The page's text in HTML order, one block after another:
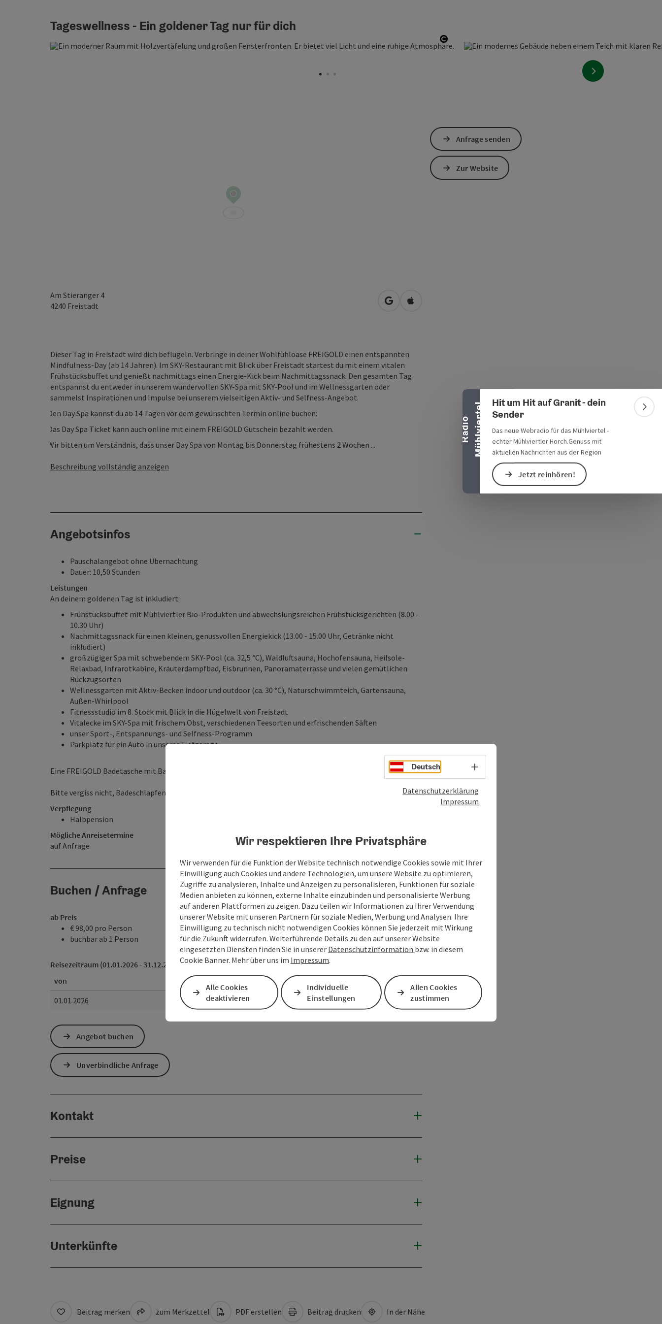
R
a
d
i
o
M
ü
h
l
v
i
e
r
t
e l
Banner einklappen
Hit um Hit auf Granit - dein
Sender
Das neue Webradio für das Mühlviertel -
echter Mühlviertler Horch.Genuss mit
aktuellen Nachrichten aus der Region
Jetzt reinhören!
Tageswellness - Ein goldener Tag nur für dich
Copyright öffnen
nächstes Element
Am Stieranger 4
4240 Freistadt in Google Maps öffnen
in Apple Maps öffnen
Dieser Tag in Freistadt wird dich beflügeln. Verbringe in deiner Wohlfühloase FREIGOLD einen entspannten
Mindfulness-Day (ab 14 Jahren). Im SKY-Restaurant mit Blick über Freistadt startest du mit einem vitalen
Frühstücksbuffet und genießt nachmittags einen Energie-Kick beim Nachmittagssnack. Den gesamten Tag
entspannst du entweder in unserem wundervollen SKY-Spa mit SKY-Pool und im Wellnessgarten oder
sammelst Inspirationen und Impulse bei unserem vielseitigen Aktiv- und Selfness-Angebot.
Den Day Spa kannst du ab 14 Tagen vor dem gewünschten Termin online buchen:
Das Day Spa Ticket kann auch online mit einem FREIGOLD Gutschein bezahlt werden.
Wir bitten um Verständnis, dass unser Day Spa von Montag bis Donnerstag frühestens 2 Wochen ...
Beschreibung vollständig anzeigen
Angebotsinfos
Pauschalangebot ohne Übernachtung
Dauer: 10,50 Stunden
Leistungen
An deinem goldenen Tag ist inkludiert:
Frühstücksbuffet mit Mühlviertler Bio-Produkten und abwechslungsreichen Frühstücksgerichten (8.00 -
10.30 Uhr)
Nachmittagssnack für einen kleinen, genussvollen Energiekick (13.00 - 15.00 Uhr, Getränke nicht
inkludiert)
großzügiger Spa mit schwebendem SKY-Pool (ca. 32,5 °C), Waldluftsauna, Hochofensauna, Heilsole-
Relaxbad, Infrarotkabine, Kräuterdampfbad, Eisbrunnen, Panoramaterrasse und vielen gemütlichen
Rückzugsorten
Wellnessgarten mit Aktiv-Becken indoor und outdoor (ca. 30 °C), Naturschwimmteich, Gartensauna,
Außen-Whirlpool
Fitnessstudio im 8. Stock mit Blick in die Hügelwelt von Freistadt
Vitalecke im SKY-Spa mit frischem Obst, verschiedenen Teesorten und erfrischenden Säften
unser Sport-, Entspannungs- und Selfness-Programm
Parkplatz für ein Auto in unserer Tiefgarage
Eine FREIGOLD Badetasche mit Badetüchern & Bademantel kannst du dir gerne für € 15 bei uns ausleihen.
Bitte vergiss nicht, Badeschlapfen einzupacken.
Verpflegung
Halbpension
Mögliche Anreisetermine
auf Anfrage
Buchen / Anfrage
ab Preis
€ 98,00 pro Person
buchbar ab 1 Person
Reisezeitraum (01.01.2026 - 31.12.2027)
von
01.01.2026
31.12.2027
Angebot buchen
Unverbindliche Anfrage
Kontakt
Preise
Eignung
Unterkünfte
Anfrage senden
Zur Website
Beitrag merken zum Merkzettel PDF erstellen Beitrag drucken In der Nähe
Deutsch Sprachwahl - Menü öffnen
Datenschutzerklärung
Impressum
Wir respektieren Ihre Privatsphäre
Wir verwenden für die Funktion der Website technisch notwendige Cookies sowie mit Ihrer
Einwilligung auch Cookies und andere Technologien, um unsere Website zu optimieren,
Zugriffe zu analysieren, Inhalte und Anzeigen zu personalisieren, Funktionen für soziale
Medien anbieten zu können, externe Inhalte einzubinden und personalisierte Werbung
auf anderen Plattformen zu zeigen. Dazu teilen wir Informationen zu Ihrer Verwendung
unserer Website mit unseren Partnern für soziale Medien, Werbung und Analysen. Ihre
Einwilligung zu technisch nicht notwendigen Cookies können Sie jederzeit mit Wirkung
für die Zukunft widerrufen. Weiterführende Details zu den auf unserer Website
eingesetzten Diensten finden Sie in unserer Datenschutzinformation bzw. in diesem
Cookie Banner. Mehr über uns im Impressum.
Alle Cookies
deaktivieren
Individuelle
Einstellungen
Allen Cookies
zustimmen